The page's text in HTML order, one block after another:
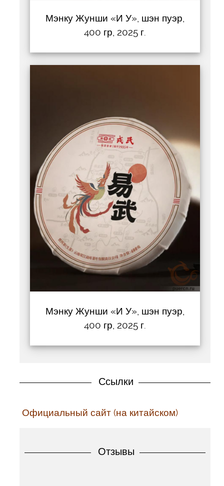
Мэнку Жунши «И У», шэн пуэр,
400 гр, 2025 г.
Мэнку Жунши «И У», шэн пуэр,
400 гр, 2025 г.
Ссылки
Официальный сайт (на китайском)
Отзывы